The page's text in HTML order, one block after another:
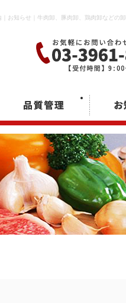
お知らせ｜牛肉卸、豚肉卸、鶏肉卸などの